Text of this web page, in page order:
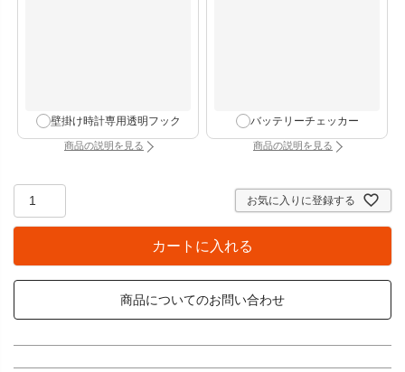
壁掛け時計専用透明フック
商品の説明を見る：壁掛け時計専用透明フック（別タブで開きます）
バッテリーチェッカー
商品の説明を見る：バッテリーチェッカ
お気に入りに登録する
カートに入れる
商品についてのお問い合わせ